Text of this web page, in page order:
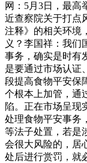
网：5月3日，最高
近查察院关于打点
注释》的相关环境
义？李国祥：我们
事务，确实是时有
是要通过市场认证
段提高食物平安保
个根本上加管，通
陷。正在市场呈现
处理食物平安事务
等法子处置，若是
会很大风险的，居
处后进行赏罚，就